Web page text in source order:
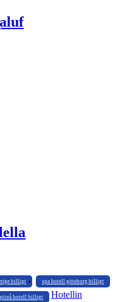
billigt spa hotell göteborg billigt
piteå hotell billigt
Hotellin